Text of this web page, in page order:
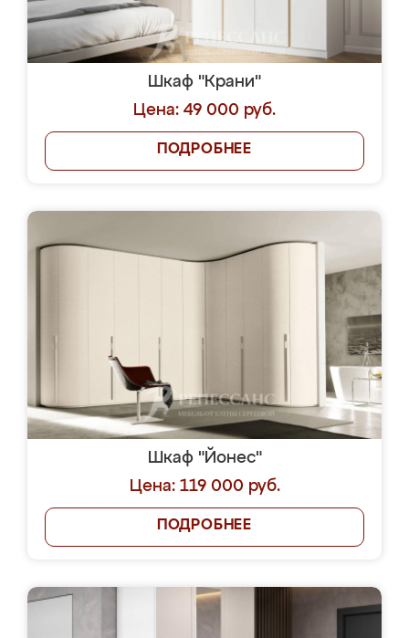
Шкаф "Крани"
Цена: 49 000 руб.
ПОДРОБНЕЕ
Шкаф "Йонес"
Цена: 119 000 руб.
ПОДРОБНЕЕ